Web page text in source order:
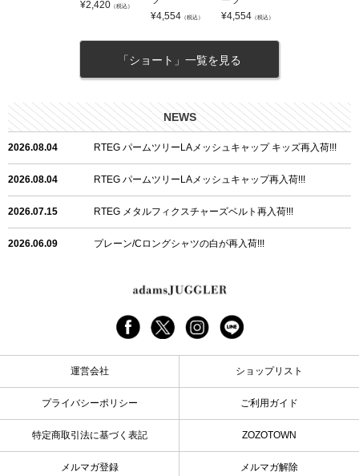
¥2,420 （税込）
¥4,554 （税込）
¥4,554 （税込）
「ショート」一覧を見る
NEWS
2026.08.04 RTEG パームツリーLAメッシュキャップ キッズ再入荷!!!
2026.08.04 RTEG パームツリーLAメッシュキャップ再入荷!!!
2026.07.15 RTEG メタルフィクスチャーズベルト再入荷!!!
2026.06.09 プレーン/Cロングシャツの白が再入荷!!!
24/フリンジデニムロングパンツ再入荷!!!
G/グレーペイントデニムロングパンツ再入荷!!!
2026.04.23 I.W.D.Rデニムロングパンツ再入荷!!!
2026.04.23 ケミカルブラックデニムロングパンツ再入荷!!!
RTEG R.S&Dデニムロングパンツ再入荷!!!
運営会社 ショップリスト
プライバシーポリシー ご利用ガイド
特定商取引法に基づく表記 ZOZOTOWN
メルマガ登録 メルマガ解除